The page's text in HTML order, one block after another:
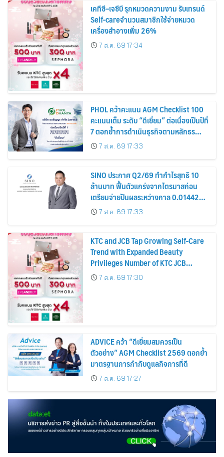
เคทีซี–เจซีบี รุกหมวดความงาม รับเทรนด์
Self-careจำนวนสมาชิกใช้จ่ายหมวด
เครื่องสำอางเพิ่ม 26%
7 ส.ค. 69 17:34
PHOL คว้าคะแนน AGM Checklist 100
คะแนนเต็ม ระดับ “ดีเยี่ยม” ต่อเนื่องเป็นปีที่
7 ตอกย้ำการดำเนินธุรกิจตามหลักธร
รมาภิบาล โปร่งใส สร้างความเชื่อมั่นผู้ถือ
หุ้น
7 ส.ค. 69 17:33
SINO ประกาศ Q2/69 ทำกำไรสุทธิ 10
ล้านบาท ฟื้นตัวแกร่งจากไตรมาสก่อน
เตรียมจ่ายปันผลระหว่างกาล 0.014423
บาทต่อหุ้น ครึ่งปีหลังมุ่งเติบโตต่อเนื่อง
7 ส.ค. 69 17:33
KTC and JCB Tap Growing Self-Care
Trend with Expanded Beauty
Privileges Number of KTC JCB
Cardmembers Spending on
Cosmetics Rises 26%
7 ส.ค. 69 17:30
ADVICE คว้า “ดีเยี่ยมสมควรเป็น
ตัวอย่าง” AGM Checklist 2569 ตอกย้ำ
มาตรฐานการกำกับดูแลกิจการที่ดี
7 ส.ค. 69 17:27